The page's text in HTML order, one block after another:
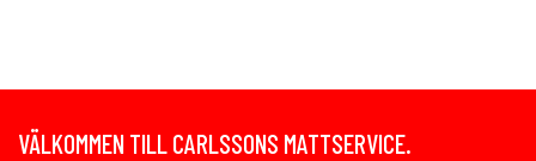
VÄLKOMMEN TILL CARLSSONS MATTSERVICE.